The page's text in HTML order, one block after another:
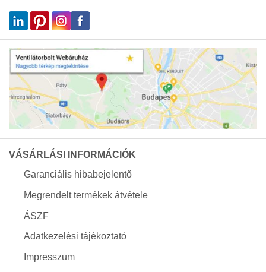
VÁSÁRLÁSI INFORMÁCIÓK
Garanciális hibabejelentő
Megrendelt termékek átvétele
ÁSZF
Adatkezelési tájékoztató
Impresszum